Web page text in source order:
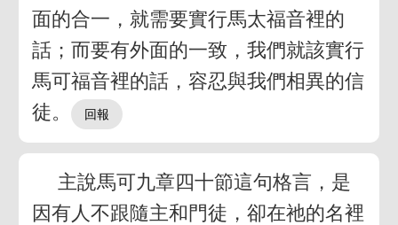
面的合一，就需要實行馬太福音裡的
話；而要有外面的一致，我們就該實行
馬可福音裡的話，容忍與我們相異的信
徒。
主說馬可九章四十節這句格言，是
因有人不跟隨主和門徒，卻在祂的名裡